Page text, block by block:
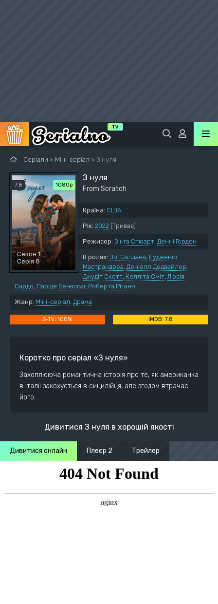
Серіали » Міні-серіал » З нуля
7.8 1080p
Сезон 1
Серія 8
З нуля
From Scratch
Країна: США
Рік: 2022 (Триває)
Режисер: Зінґа Стюарт, Денні Гордон
В ролях: Зої Салдана, Еудженіо
Мастрандреа, Деніелл Дедвайлер,
Джудіт Скотт, Келліта Сміт, Люсія
Сардо, Паріде Бенассаї, Роберта Рігано
Жанр: Міні-серіал, Драма
100% 7.8
Коротко про серіал «З нуля»
Захоплююча романтична історія про те, як американка
в Італії закохується в сицилійця, але згодом втрачає
його.
Дивитися З нуля в хорошій якості
Дивитися онлайн Плеєр 2 Трейлер